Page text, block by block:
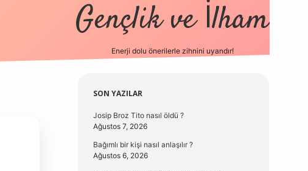
Gençlik ve İlham
Enerji dolu önerilerle zihnini uyandır!
Sidebar
SON YAZILAR
Josip Broz Tito nasıl öldü ?
Ağustos 7, 2026
Bağımlı bir kişi nasıl anlaşılır ?
Ağustos 6, 2026